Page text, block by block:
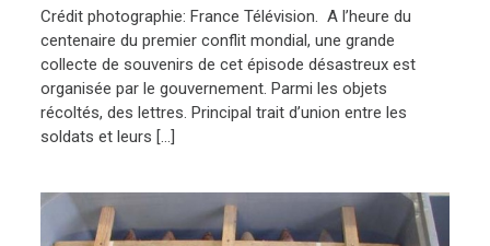
Crédit photographie: France Télévision. A l’heure du
centenaire du premier conflit mondial, une grande
collecte de souvenirs de cet épisode désastreux est
organisée par le gouvernement. Parmi les objets
récoltés, des lettres. Principal trait d’union entre les
soldats et leurs […]